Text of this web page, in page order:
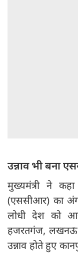
उन्नाव भी बना
मुख्यमंत्री ने
(एससीआर) का
लोधी देश को
हजरतगंज,
उन्नाव होते हुए